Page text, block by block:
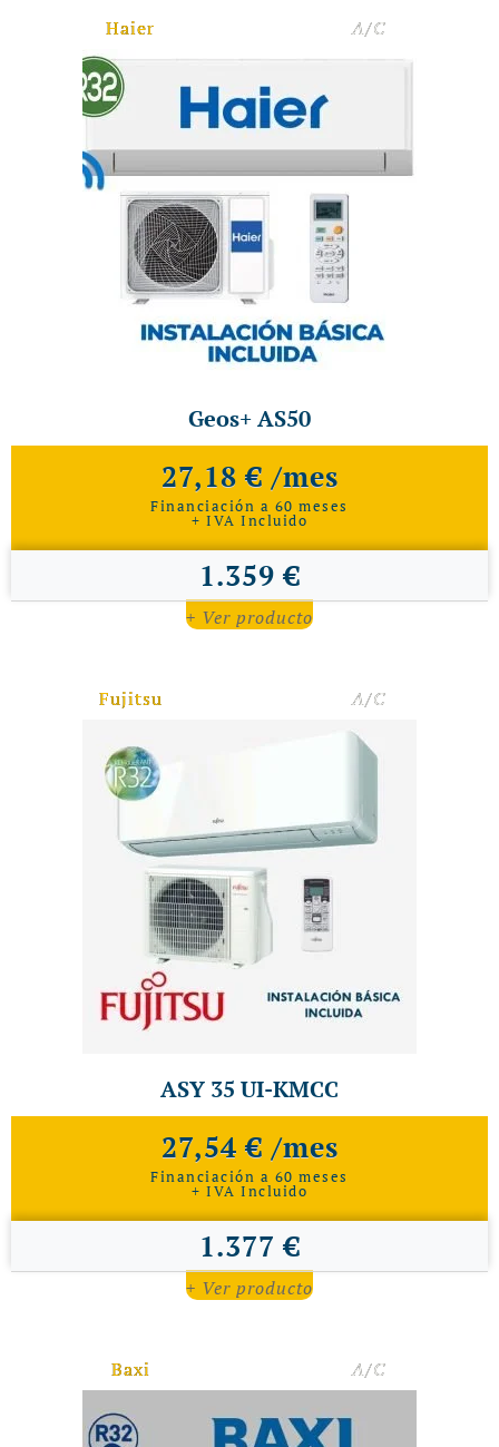
Haier A/C
Geos+ AS50
27,18 € /mes
Financiación a 60 meses
+ IVA Incluido
1.359 €
+ Ver producto
Fujitsu A/C
ASY 35 UI-KMCC
27,54 € /mes
Financiación a 60 meses
+ IVA Incluido
1.377 €
+ Ver producto
Baxi A/C